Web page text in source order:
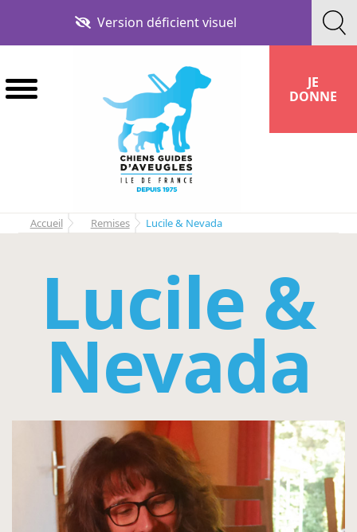
la
contenu
Version déficient visuel
JE
DONNE
Accueil Remises Lucile & Nevada
Lucile &
Nevada